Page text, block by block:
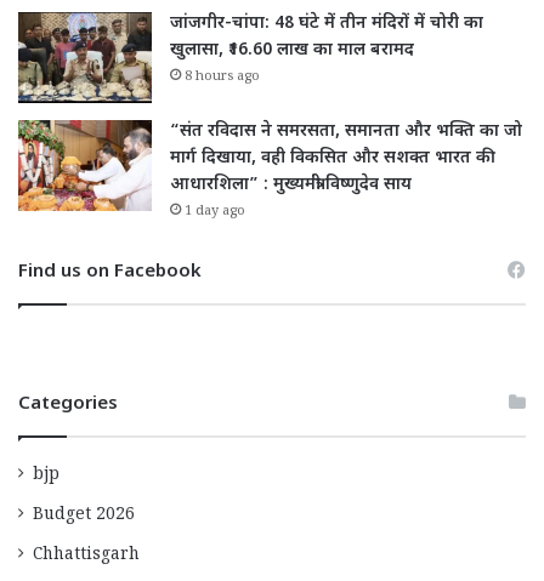
जांजगीर-चांपा: 48 घंटे में तीन मंदिरों में चोरी का
खुलासा, ₹16.60 लाख का माल बरामद
8 hours ago
“संत रविदास ने समरसता, समानता और भक्ति का जो
मार्ग दिखाया, वही विकसित और सशक्त भारत की
आधारशिला” : मुख्यमंत्री विष्णुदेव साय
1 day ago
Find us on Facebook
Categories
bjp
Budget 2026
Chhattisgarh